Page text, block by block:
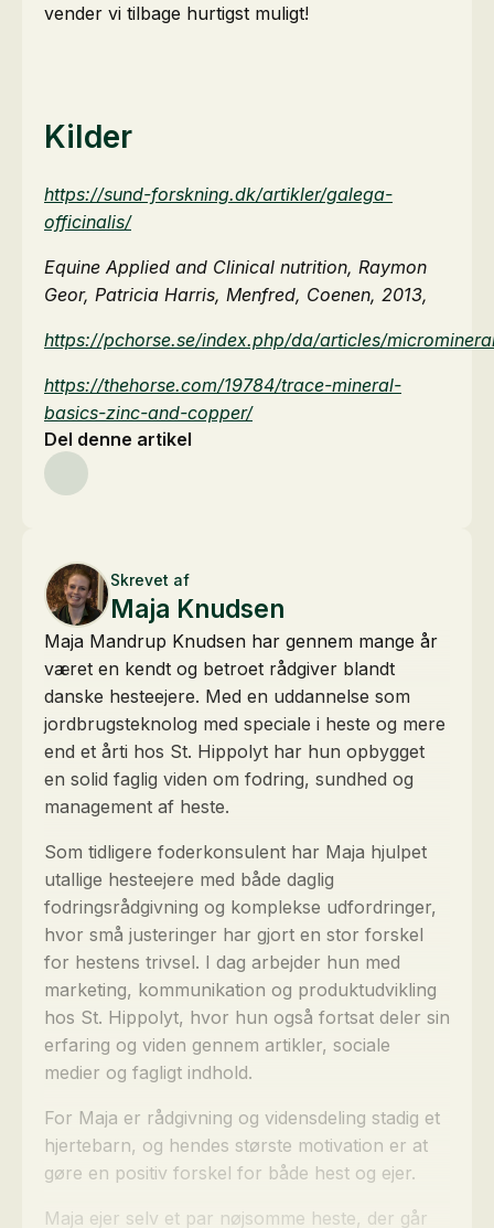
vender vi tilbage hurtigst muligt!
Kilder
https://sund-forskning.dk/artikler/galega-
officinalis/
Equine Applied and Clinical nutrition, Raymon
Geor, Patricia Harris, Menfred, Coenen, 2013,
https://pchorse.se/index.php/da/articles/
https://thehorse.com/19784/trace-mineral-
basics-zinc-and-copper/
Del denne artikel
Skrevet af
Maja Knudsen
Maja Mandrup Knudsen har gennem mange år
været en kendt og betroet rådgiver blandt
danske hesteejere. Med en uddannelse som
jordbrugsteknolog med speciale i heste og mere
end et årti hos St. Hippolyt har hun opbygget
en solid faglig viden om fodring, sundhed og
management af heste.
Som tidligere foderkonsulent har Maja hjulpet
utallige hesteejere med både daglig
fodringsrådgivning og komplekse udfordringer,
hvor små justeringer har gjort en stor forskel
for hestens trivsel. I dag arbejder hun med
marketing, kommunikation og produktudvikling
hos St. Hippolyt, hvor hun også fortsat deler sin
erfaring og viden gennem artikler, sociale
medier og fagligt indhold.
For Maja er rådgivning og vidensdeling stadig et
hjertebarn, og hendes største motivation er at
gøre en positiv forskel for både hest og ejer.
Maja ejer selv et par nøjsomme heste, der går